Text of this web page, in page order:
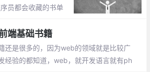
员都会收藏的书单
端基础书籍
还是很多的，因为web的领域就是比较广
经验的都知道，web，就开发语言就有ph